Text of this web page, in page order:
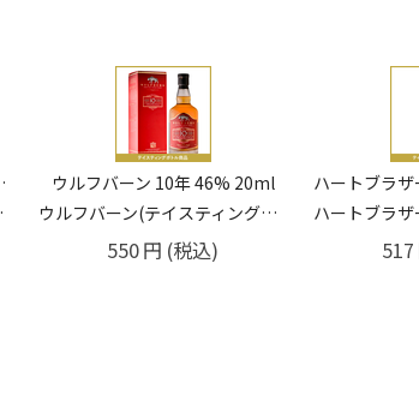
ハートブラザーズ ピーテッド・アイラ・シングルモルト 50% 20ml
ハートブラザーズ ファイネスト・コレクション(テイスティングボトル)
517円 (税込)
TL PEARCE
451